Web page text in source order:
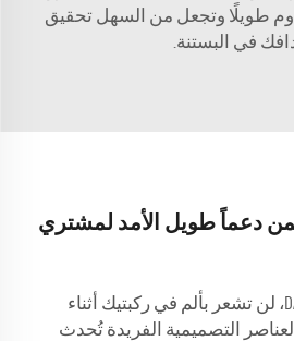
طويلًا وتجعل من السهل تحقيق
في البستنة.
دعماً طويل الأمد لمشتري
مع واقيات الركبة من DAFAN، لن تشعر بألم في ركبتيك أثناء
التصميمية الفريدة تُحدث